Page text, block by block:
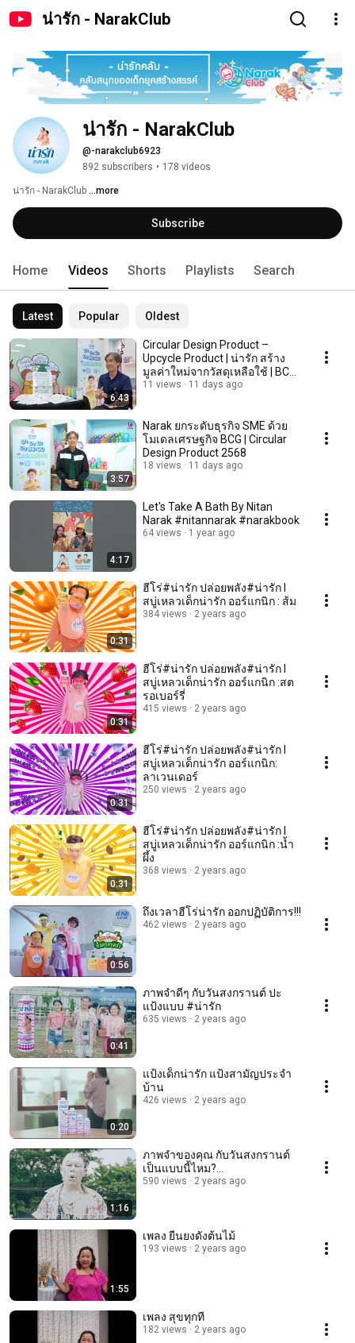
น่ารัก - NarakClub
น่ารัก - NarakClub
@-narakclub6923
892 subscribers • 178 videos
น่ารัก - NarakClub ...more
Subscribe
Home Videos Shorts Playlists Search
Latest Popular Oldest
6:43
Circular Design Product –
Upcycle Product | น่ารัก สร้าง
มูลค่าใหม่จากวัสดุเหลือใช้ | BCG
2569
11 views 11 days ago
3:57
Narak ยกระดับธุรกิจ SME ด้วย
โมเดลเศรษฐกิจ BCG | Circular
Design Product 2568
18 views 11 days ago
4:17
Let's Take A Bath By Nitan
Narak #nitannarak #narakbook
64 views 1 year ago
0:31
ฮีโร่#น่ารัก ปล่อยพลัง#น่ารัก l
สบู่เหลวเด็กน่ารัก ออร์แกนิก : ส้ม
384 views 2 years ago
0:31
ฮีโร่#น่ารัก ปล่อยพลัง#น่ารัก l
สบู่เหลวเด็กน่ารัก ออร์แกนิก :สต
รอเบอร์รี่
415 views 2 years ago
0:31
ฮีโร่#น่ารัก ปล่อยพลัง#น่ารัก l
สบู่เหลวเด็กน่ารัก ออร์แกนิก:
ลาเวนเดอร์
250 views 2 years ago
0:31
ฮีโร่#น่ารัก ปล่อยพลัง#น่ารัก l
สบู่เหลวเด็กน่ารัก ออร์แกนิก :น้ำ
ผึ้ง
368 views 2 years ago
0:56
ถึงเวลาฮีโร่น่ารัก ออกปฏิบัติการ!!!
462 views 2 years ago
0:41
ภาพจำดีๆ กับวันสงกรานต์ ปะ
แป้งแบบ #น่ารัก
635 views 2 years ago
0:20
แป้งเด็กน่ารัก แป้งสามัญประจำ
บ้าน
426 views 2 years ago
1:16
ภาพจำของคุณ กับวันสงกรานต์
เป็นแบบนี้ไหม?…
590 views 2 years ago
1:55
เพลง ยืนยงดังต้นไม้
193 views 2 years ago
เพลง สุขทุกที
182 views 2 years ago